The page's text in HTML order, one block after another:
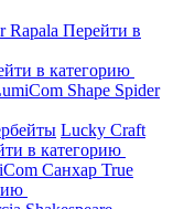
Rapala Перейти в
в категорию
Shape Spider
Lucky Craft
в категорию
Санхар True